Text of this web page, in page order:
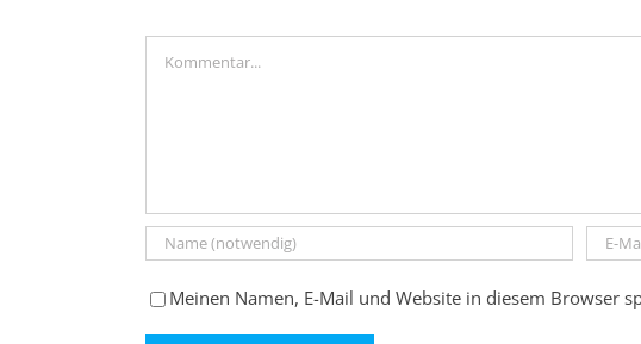
Meinen Namen, E-Mail und Website in diesem Browser